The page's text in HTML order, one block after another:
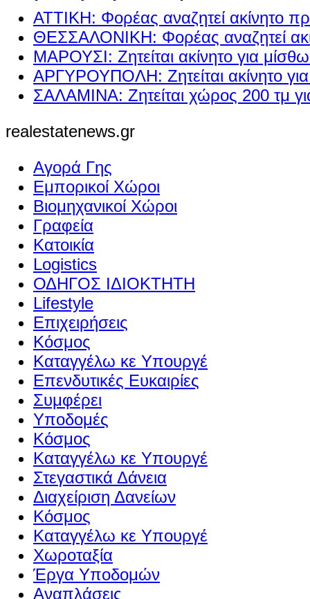
ΑΤΤΙΚΗ: Φορέας αναζητεί ακίνητο
ΘΕΣΣΑΛΟΝΙΚΗ: Φορέας αναζητεί
ΜΑΡΟΥΣΙ: Ζητείται ακίνητο για
ΑΡΓΥΡΟΥΠΟΛΗ: Ζητείται ακίνητο
ΣΑΛΑΜΙΝΑ: Ζητείται χώρος 200 τμ
realestatenews.gr
Αγορά Γης
Εμπορικοί Χώροι
Βιομηχανικοί Χώροι
Γραφεία
Κατοικία
Logistics
ΟΔΗΓΟΣ ΙΔΙΟΚΤΗΤΗ
Lifestyle
Επιχειρήσεις
Κόσμος
Καταγγέλω κε Υπουργέ
Επενδυτικές Ευκαιρίες
Συμφέρει
Υποδομές
Κόσμος
Καταγγέλω κε Υπουργέ
Στεγαστικά Δάνεια
Διαχείριση Δανείων
Κόσμος
Καταγγέλω κε Υπουργέ
Χωροταξία
Έργα Υποδομών
Αναπλάσεις